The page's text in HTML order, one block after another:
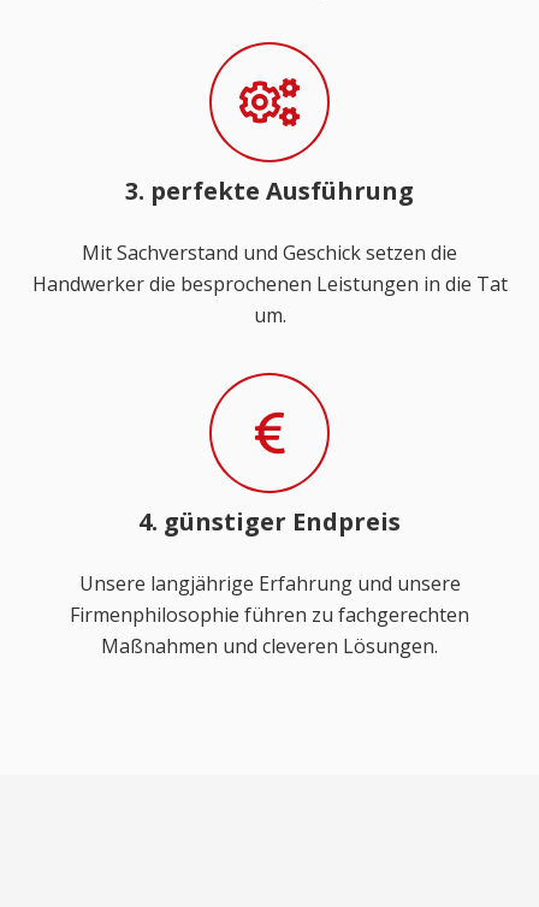
3. perfekte Ausführung
Mit Sachverstand und Geschick setzen die
Handwerker die besprochenen Leistungen in die Tat
um.
4. günstiger Endpreis
Unsere langjährige Erfahrung und unsere
Firmenphilosophie führen zu fachgerechten
Maßnahmen und cleveren Lösungen.